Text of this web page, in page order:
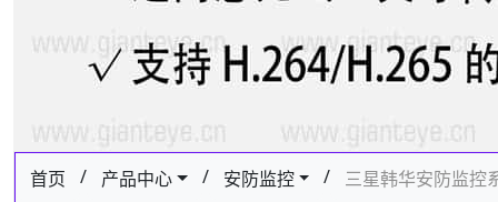
首页 / 产品中心 / 安防监控 / 三星韩华安防监控